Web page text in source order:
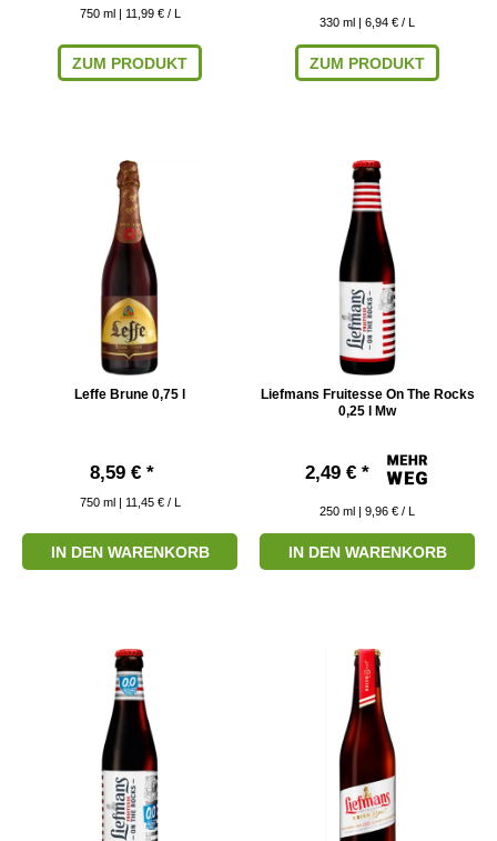
750 ml | 11,99 € / L
ZUM PRODUKT
330 ml | 6,94 € / L
ZUM PRODUKT
Leffe Brune 0,75 l
8,59 € *
750 ml | 11,45 € / L
IN DEN WARENKORB
Liefmans Fruitesse On The Rocks
0,25 l Mw
2,49 € *
250 ml | 9,96 € / L
IN DEN WARENKORB